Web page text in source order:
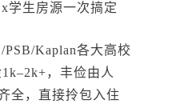
学生房源一次搞定
PSB/Kaplan各大高校
，丰俭由人
全，直接拎包入住